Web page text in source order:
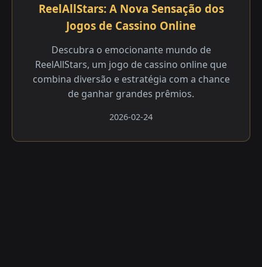
ReelAllStars: A Nova Sensação dos
Jogos de Cassino Online
Descubra o emocionante mundo de
ReelAllStars, um jogo de cassino online que
combina diversão e estratégia com a chance
de ganhar grandes prêmios.
2026-02-24